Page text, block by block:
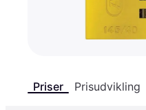
Priser Prisudvikling